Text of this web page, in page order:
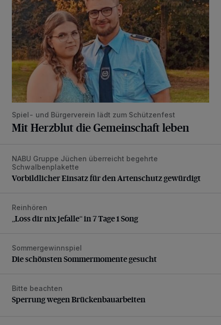
Spiel- und Bürgerverein lädt zum Schützenfest
Mit Herzblut die Gemeinschaft leben
Vorbildlicher Einsatz für den Artenschutz gewürdigt
NABU Gruppe Jüchen überreicht begehrte
Schwalbenplakette
Vorbildlicher Einsatz für den Artenschutz gewürdigt
„Loss dir nix jefalle“ in 7 Tage 1 Song
Reinhören
„Loss dir nix jefalle“ in 7 Tage 1 Song
Die schönsten Sommermomente gesucht
Sommergewinnspiel
Die schönsten Sommermomente gesucht
Sperrung wegen Brückenbauarbeiten
Bitte beachten
Sperrung wegen Brückenbauarbeiten